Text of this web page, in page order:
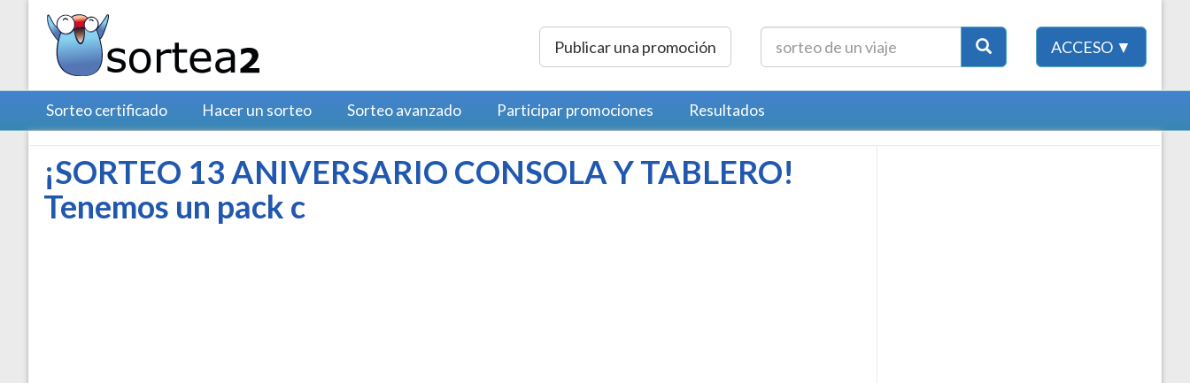
Publicar una promoción ACCESO ▼
Sorteo certificado Hacer un sorteo Sorteo avanzado Participar promociones Resultados
¡SORTEO 13 ANIVERSARIO CONSOLA Y TABLERO!
Tenemos un pack c